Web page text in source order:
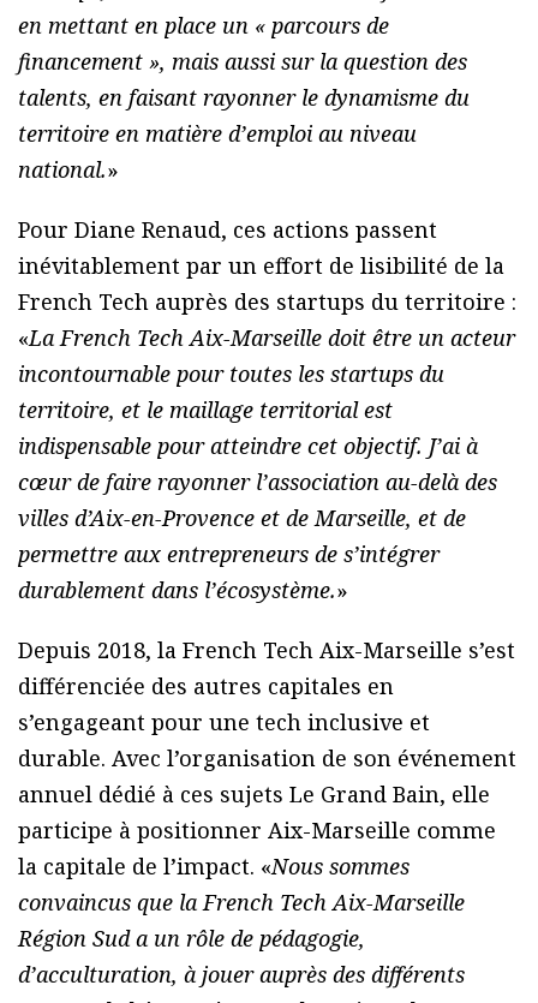
en mettant en place un « parcours de
financement », mais aussi sur la question des
talents, en faisant rayonner le dynamisme du
territoire en matière d’emploi au niveau
national.»
Pour Diane Renaud, ces actions passent
inévitablement par un effort de lisibilité de la
French Tech auprès des startups du territoire :
«La French Tech Aix-Marseille doit être un acteur
incontournable pour toutes les startups du
territoire, et le maillage territorial est
indispensable pour atteindre cet objectif. J’ai à
cœur de faire rayonner l’association au-delà des
villes d’Aix-en-Provence et de Marseille, et de
permettre aux entrepreneurs de s’intégrer
durablement dans l’écosystème.»
Depuis 2018, la French Tech Aix-Marseille s’est
différenciée des autres capitales en
s’engageant pour une tech inclusive et
durable. Avec l’organisation de son événement
annuel dédié à ces sujets Le Grand Bain, elle
participe à positionner Aix-Marseille comme
la capitale de l’impact. «Nous sommes
convaincus que la French Tech Aix-Marseille
Région Sud a un rôle de pédagogie,
d’acculturation, à jouer auprès des différents